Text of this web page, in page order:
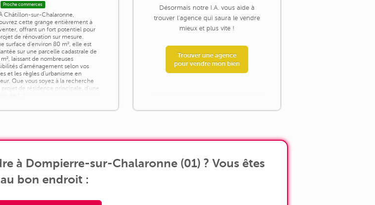
Proche commerces
Châtillon-sur-Chalaronne,
cette grange entièrement à
offrant un fort potentiel pour
de rénovation sur mesure.
surface d'environ 80 m², elle est
sur une parcelle cadastrale de
laissant de nombreuses
d'aménagement selon vos
et les règles d'urbanisme en
Que vous soyez à la recherche
projet de résidence principale, d'une
Désormais notre I.A. vous aide à
trouver l'agence qui saura le vendre
mieux et plus vite !
Trouver une agence
pour vendre mon bien
à Dompierre-sur-Chalaronne (01) ? Vous êtes
au bon endroit :